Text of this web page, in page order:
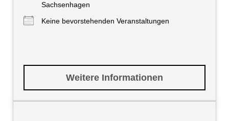
Sachsenhagen
Keine bevorstehenden Veranstaltungen
Weitere Informationen